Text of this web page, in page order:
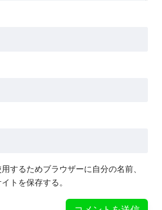
するためブラウザーに自分の名前、
トを保存する。